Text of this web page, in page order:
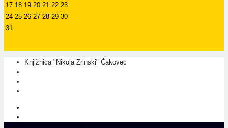
17 18 19 20 21 22 23
24 25 26 27 28 29 30
31
Knjižnica "Nikola Zrinski" Čakovec